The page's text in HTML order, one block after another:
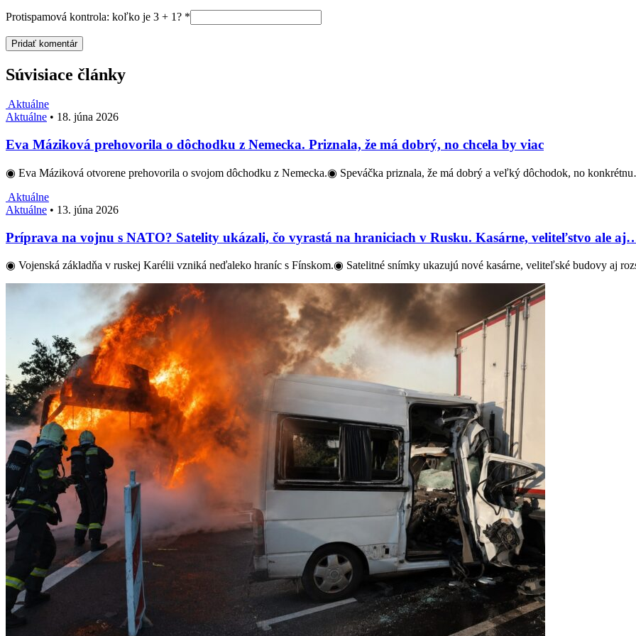
Protispamová kontrola: koľko je 3 + 1? *
Súvisiace články
Aktuálne
Aktuálne • 18. júna 2026
Eva Máziková prehovorila o dôchodku z Nemecka. Priznala, že má dobrý, no chcela by viac
◉ Eva Máziková otvorene prehovorila o svojom dôchodku z Nemecka.◉ Speváčka priznala, že má dobrý a veľký dôchodok, no
Aktuálne
Aktuálne • 13. júna 2026
Príprava na vojnu s NATO? Satelity ukázali, čo vyrastá na hraniciach v Rusku. Kasárne, veliteľstvo ale
◉ Vojenská základňa v ruskej Karélii vzniká neďaleko hraníc s Fínskom.◉ Satelitné snímky ukazujú nové kasárne, veliteľské budovy aj